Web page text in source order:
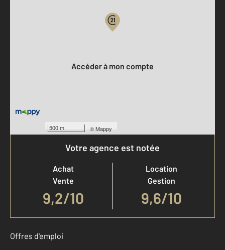
500 m ©Mappy
Accéder à mon compte
Votre agence est notée
Achat
Vente
9,2/10
Location
Gestion
9,6/10
Offres d'emploi